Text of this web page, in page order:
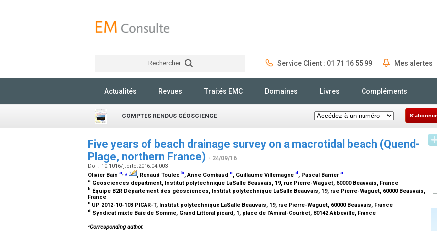
Rechercher Service Client : 01 71 16 55 99 Mes alertes
Actualités Revues Traités EMC Domaines Livres Compléments
COMPTES RENDUS GÉOSCIENCE S'abonner
Five years of beach drainage survey on a macrotidal beach (Quend-
Plage, northern France) - 24/09/16
Doi : 10.1016/j.crte.2016.04.003
Olivier Bain a,⁎ , Renaud Toulec b, Anne Combaud c, Guillaume Villemagne d , Pascal Barriera
a Geosciences department, Institut polytechnique LaSalle Beauvais, 19, rue Pierre-Waguet, 60000 Beauvais, France
b Équipe B2R Département des géosciences, Institut polytechnique LaSalle Beauvais, 19, rue Pierre-Waguet, 60000 Beauvais,
France
c UP 2012-10-103 PICAR-T, Institut polytechnique LaSalle Beauvais, 19, rue Pierre-Waguet, 60000 Beauvais, France
d Syndicat mixte Baie de Somme, Grand Littoral picard, 1, place de l’Amiral-Courbet, 80142 Abbeville, France
⁎Corresponding author.